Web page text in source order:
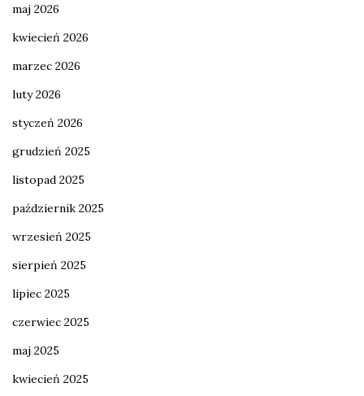
maj 2026
kwiecień 2026
marzec 2026
luty 2026
styczeń 2026
grudzień 2025
listopad 2025
październik 2025
wrzesień 2025
sierpień 2025
lipiec 2025
czerwiec 2025
maj 2025
kwiecień 2025